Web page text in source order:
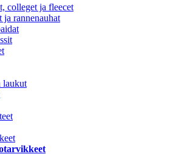
colleget ja fleecet
ja rannenauhat
laukut